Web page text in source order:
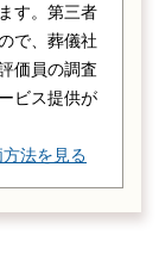
す。第三者
で、葬儀社
価員の調査
ビス提供が
法を見る